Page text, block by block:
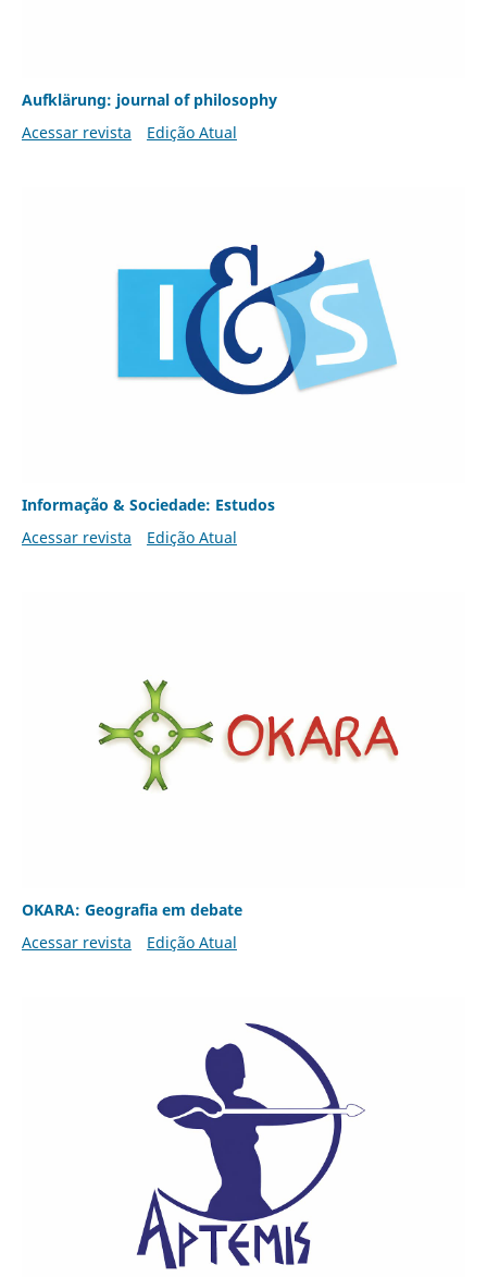
Aufklärung: journal of philosophy
Acessar revista
Edição Atual
Informação & Sociedade: Estudos
Acessar revista
Edição Atual
OKARA: Geografia em debate
Acessar revista
Edição Atual